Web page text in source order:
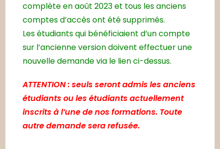
complète en août 2023 et tous les anciens
comptes d’accès ont été supprimés.
Les étudiants qui bénéficiaient d’un compte
sur l’ancienne version doivent effectuer une
nouvelle demande via le lien ci-dessus.
ATTENTION : seuls seront admis les anciens
étudiants ou les étudiants actuellement
inscrits à l’une de nos formations. Toute
autre demande sera refusée.